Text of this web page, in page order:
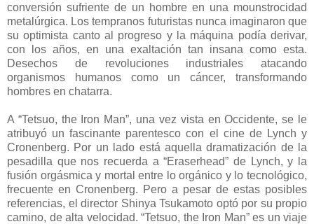
conversión sufriente de un hombre en una mounstrocidad
metalúrgica. Los tempranos futuristas nunca imaginaron que
su optimista canto al progreso y la máquina podía derivar,
con los años, en una exaltación tan insana como esta.
Desechos de revoluciones industriales atacando
organismos humanos como un cáncer, transformando
hombres en chatarra.
A “Tetsuo, the Iron Man”, una vez vista en Occidente, se le
atribuyó un fascinante parentesco con el cine de Lynch y
Cronenberg. Por un lado está aquella dramatización de la
pesadilla que nos recuerda a “Eraserhead” de Lynch, y la
fusión orgásmica y mortal entre lo orgánico y lo tecnológico,
frecuente en Cronenberg. Pero a pesar de estas posibles
referencias, el director Shinya Tsukamoto optó por su propio
camino, de alta velocidad. “Tetsuo, the Iron Man” es un viaje